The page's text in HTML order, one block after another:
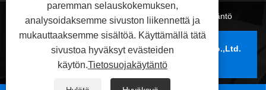
Links | Sitemap RSS XML | Tietosuojakäytäntö
Copyright © 2025 Wuxi Jianbanghaoda Steel Co.,Ltd.
Kaikki oikeudet pidätetään.
paremman selauskokemuksen,
analysoidaksemme sivuston liikennettä ja
mukauttaaksemme sisältöä. Käyttämällä tätä
sivustoa hyväksyt evästeiden
käytön.Tietosuojakäytäntö